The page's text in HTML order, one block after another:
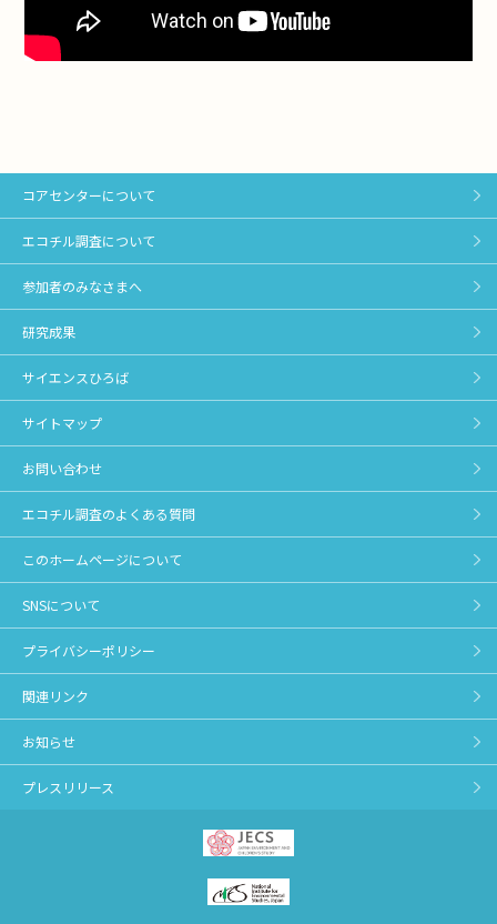
コアセンターについて
エコチル調査について
参加者のみなさまへ
研究成果
サイエンスひろば
サイトマップ
お問い合わせ
エコチル調査のよくある質問
このホームページについて
SNSについて
プライバシーポリシー
関連リンク
お知らせ
プレスリリース